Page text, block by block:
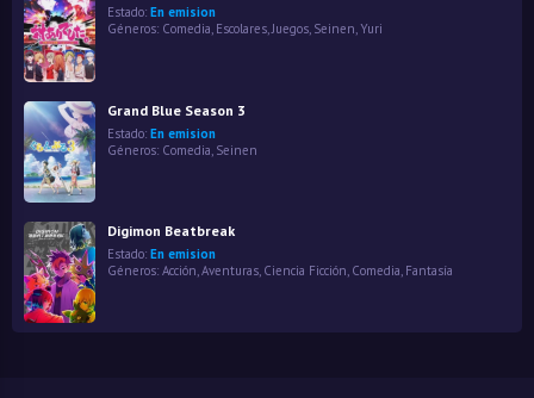
Estado: En emision
Géneros: Comedia, Escolares,Juegos, Seinen,Yuri
Grand Blue Season 3
Estado: En emision
Géneros: Comedia Seinen
Digimon Beatbreak
Estado: En emision
Géneros: Acción,Aventuras, Ciencia Ficción, Comedia, Fantasía